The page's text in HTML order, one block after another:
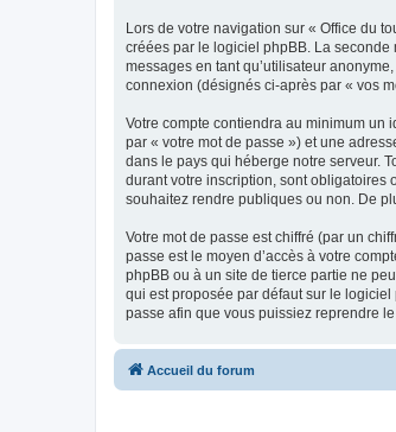
Lors de votre navigation sur « Office du
créées par le logiciel phpBB. La
messages en tant qu’utilisateur
connexion (désignés ci-après par « vos
Votre compte contiendra au minimum un
par « votre mot de passe ») et une
dans le pays qui héberge notre serveur.
durant votre inscription, sont obligatoires
souhaitez rendre publiques ou non. De
Votre mot de passe est chiffré (par un
passe est le moyen d’accès à votre
phpBB ou à un site de tierce partie ne
qui est proposée par défaut sur le
passe afin que vous puissiez reprendre
Accueil du forum